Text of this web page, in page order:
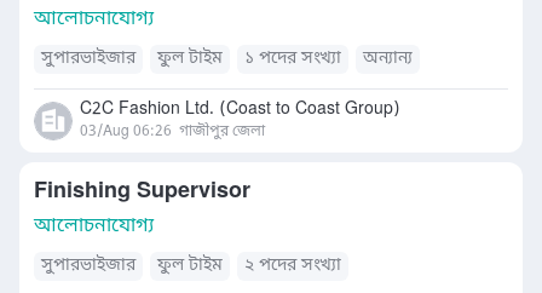
আলোচনাযোগ্য
সুপারভাইজার ফুল টাইম ১ পদের সংখ্যা অন্যান্য
C2C Fashion Ltd. (Coast to Coast Group)
03/Aug 06:26 গাজীপুর জেলা
Finishing Supervisor
আলোচনাযোগ্য
সুপারভাইজার ফুল টাইম ২ পদের সংখ্যা